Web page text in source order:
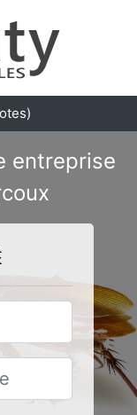
entreprise